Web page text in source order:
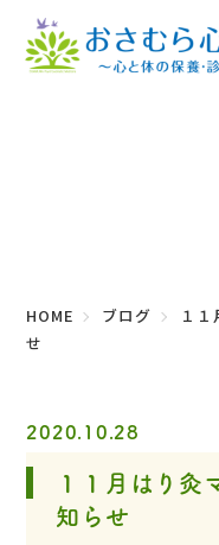
HOME ブログ
１
せ
2020.10.28
１１月はり灸
知らせ